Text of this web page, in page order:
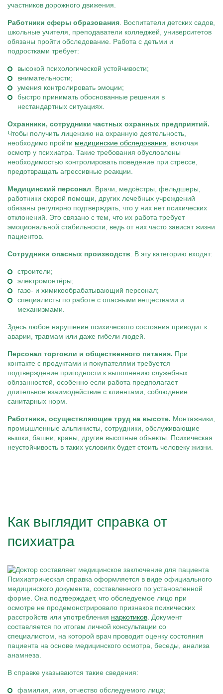
участников дорожного движения.
Работники сферы образования . Воспитатели детских садов,
школьные учителя, преподаватели колледжей, университетов
обязаны пройти обследование. Работа с детьми и
подростками требует:
высокой психологической устойчивости;
внимательности;
умения контролировать эмоции;
быстро принимать обоснованные решения в
нестандартных ситуациях.
Охранники, сотрудники частных охранных предприятий.
Чтобы получить лицензию на охранную деятельность,
необходимо пройти медицинские обследования , включая
осмотр у психиатра. Такие требования обусловлены
необходимостью контролировать поведение при стрессе,
предотвращать агрессивные реакции.
Медицинский персонал . Врачи, медсёстры, фельдшеры,
работники скорой помощи, других лечебных учреждений
обязаны регулярно подтверждать, что у них нет психических
отклонений. Это связано с тем, что их работа требует
эмоциональной стабильности, ведь от них часто зависят жизни
пациентов.
Сотрудники опасных производств . В эту категорию входят:
строители;
электромонтёры;
газо- и химикообрабатывающий персонал;
специалисты по работе с опасными веществами и
механизмами.
Здесь любое нарушение психического состояния приводит к
аварии, травмам или даже гибели людей.
Персонал торговли и общественного питания. При
контакте с продуктами и покупателями требуется
подтверждение пригодности к выполнению служебных
обязанностей, особенно если работа предполагает
длительное взаимодействие с клиентами, соблюдение
санитарных норм.
Работники, осуществляющие труд на высоте. Монтажники,
промышленные альпинисты, сотрудники, обслуживающие
вышки, башни, краны, другие высотные объекты. Психическая
неустойчивость в таких условиях будет стоить человеку жизни.
Как выглядит справка от
психиатра
Психиатрическая справка оформляется в виде официального
медицинского документа, составленного по установленной
форме. Она подтверждает, что обследуемое лицо при
осмотре не продемонстрировало признаков психических
расстройств или употребления наркотиков . Документ
составляется по итогам личной консультации со
специалистом, на которой врач проводит оценку состояния
пациента на основе медицинского осмотра, беседы, анализа
анамнеза.
В справке указываются такие сведения:
фамилия, имя, отчество обследуемого лица;